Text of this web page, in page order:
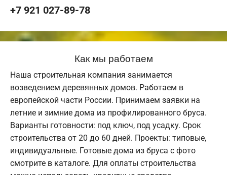
+7 921 027-89-78
Как мы работаем
Наша строительная компания занимается
возведением деревянных домов. Работаем в
европейской части России. Принимаем заявки на
летние и зимние дома из профилированного бруса.
Варианты готовности: под ключ, под усадку. Срок
строительства от 20 до 60 дней. Проекты: типовые,
индивидуальные. Готовые дома из бруса с фото
смотрите в каталоге. Для оплаты строительства